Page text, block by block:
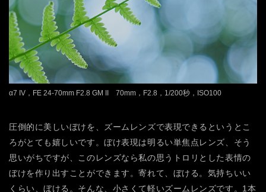
α7 IV，FE 24-70mm F2.8 GM II 70mm，F2.8，1/200秒，ISO100
圧倒的に美しいぼけを、ズームレンズで表現できるというとこ
ろがとても嬉しいです。ぼけ表現は明るい単焦点レンズ、そう
思いがちですが、このレンズなら私の思うトロリとした表情の
ぼけを作り出すことができます。寄れて、ぼける。気持ちいい
くらい、ぼける。そんな、小さくて軽いズームレンズです。1本